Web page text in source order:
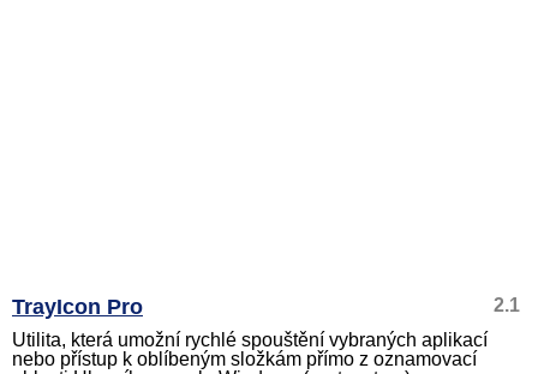
TrayIcon Pro
2.1
Utilita, která umožní rychlé spouštění vybraných aplikací
nebo přístup k oblíbeným složkám přímo z oznamovací